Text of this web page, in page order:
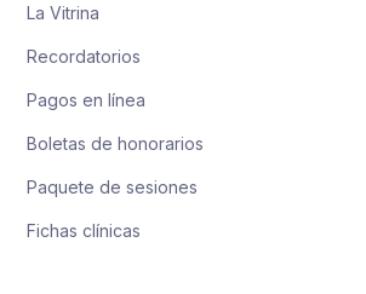
La Vitrina
Recordatorios
Pagos en línea
Boletas de honorarios
Paquete de sesiones
Fichas clínicas